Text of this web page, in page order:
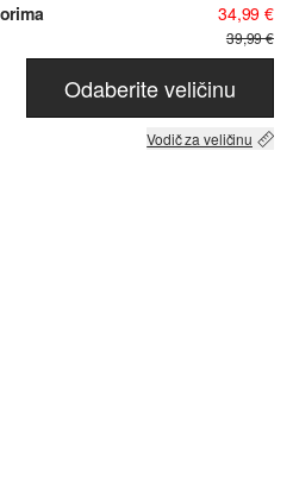
34,99 €
39,99 €
Odaberite veličinu
Vodič za veličinu